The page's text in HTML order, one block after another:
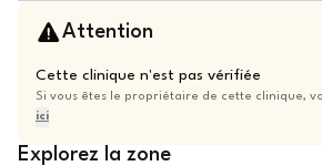
Attention
Cette clinique n'est pas vérifiée
Si vous êtes le propriétaire de cette clinique,
ici
Explorez la zone